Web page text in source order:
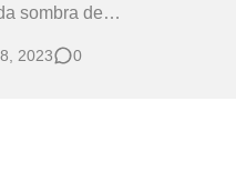
sombra de
del dibujo con las cosas
precisas líneas de su lápiz, es
2023 0